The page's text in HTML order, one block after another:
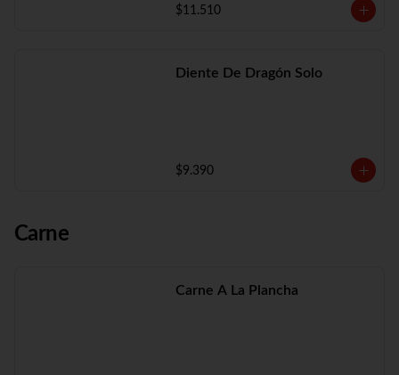
$11.510
Diente De Dragón Solo
$9.390
Carne
Carne A La Plancha